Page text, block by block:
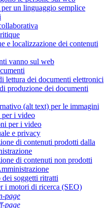
un linguaggio semplice
e localizzazione dei contenuti
vanno sul web
lettura dei documenti elettronici
produzione dei documenti
(alt text) per le immagini
i video
per i video
e privacy
di contenuti prodotti dalla
di contenuti non prodotti
dei soggetti ritratti
i motori di ricerca (SEO)
page
page